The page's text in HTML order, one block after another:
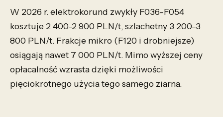
W 2026 r. elektrokorund zwykły F036–F054
kosztuje 2 400–2 900 PLN/t, szlachetny 3 200–3
800 PLN/t. Frakcje mikro (F120 i drobniejsze)
osiągają nawet 7 000 PLN/t. Mimo wyższej ceny
opłacalność wzrasta dzięki możliwości
pięciokrotnego użycia tego samego ziarna.